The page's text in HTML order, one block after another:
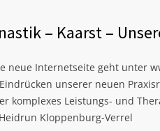
– Kaarst –
neue Internetseite geht unter
unserer neuen
komplexes Leistungs- und
Kloppenburg-Verrel